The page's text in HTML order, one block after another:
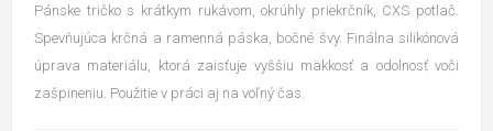
Pánske tričko s krátkym rukávom, okrúhly priekrčník, CXS potlač.
Spevňujúca krčná a ramenná páska, bočné švy. Finálna silikónová
úprava materiálu, ktorá zaisťuje vyššiu mäkkosť a odolnosť voči
zašpineniu. Použitie v práci aj na voľný čas.